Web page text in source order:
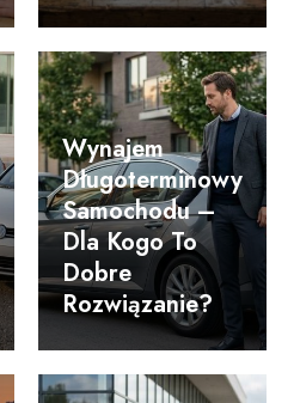
Wynajem
Długoterminowy
Samochodu –
Dla Kogo To
Dobre
Rozwiązanie?